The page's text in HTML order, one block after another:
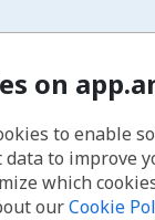
on
to enable
to improve
which
ourCookie